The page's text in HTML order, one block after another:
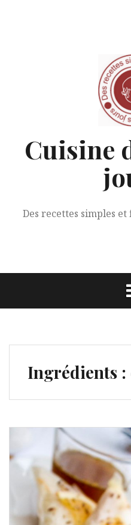
Cuisine
Des recettes simples
Ingrédients :